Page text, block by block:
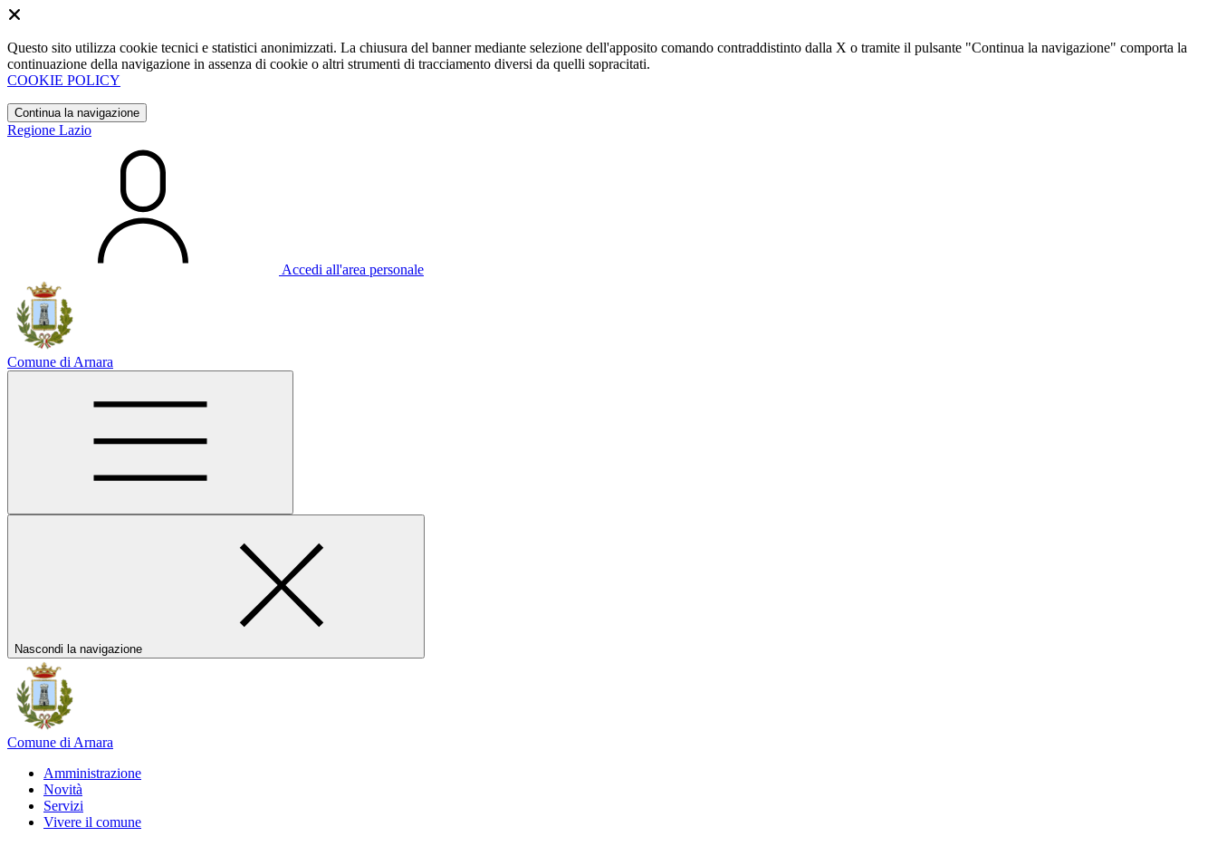
Questo sito utilizza cookie tecnici e statistici anonimizzati. La chiusura del banner mediante selezione dell'apposito comando contraddistinto dalla X o tramite il pulsante "Continua la navigazione" comporta la
continuazione della navigazione in assenza di cookie o altri strumenti di tracciamento diversi da quelli sopracitati.
COOKIE POLICY
Continua la navigazione
Regione Lazio
Accedi all'area personale
Comune di Arnara
Nascondi la navigazione
Comune di Arnara
Amministrazione
Novità
Servizi
Vivere il comune